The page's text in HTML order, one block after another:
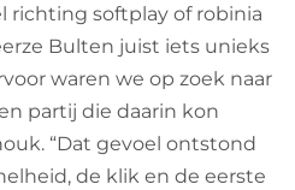
richting softplay of robinia
Bulten juist iets unieks
waren we op zoek naar
partij die daarin kon
“Dat gevoel ontstond
de klik en de eerste